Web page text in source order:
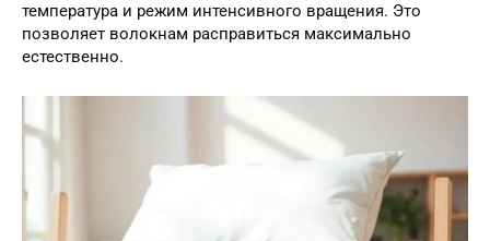
температура и режим интенсивного вращения. Это
позволяет волокнам расправиться максимально
естественно.